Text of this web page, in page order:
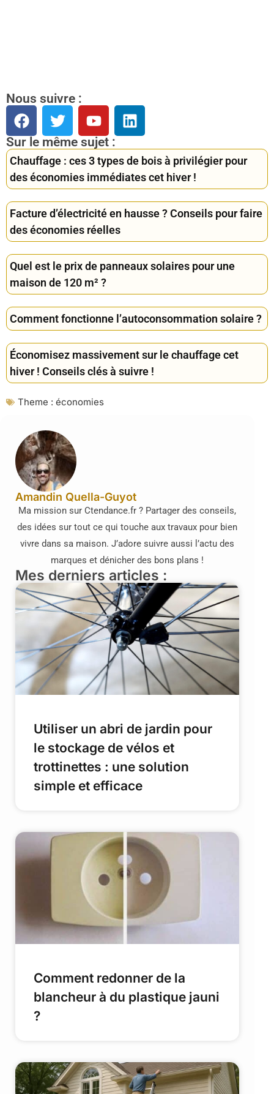
Nous suivre :
Sur le même sujet :
Chauffage : ces 3 types de bois à privilégier pour
des économies immédiates cet hiver !
Facture d’électricité en hausse ? Conseils pour faire
des économies réelles
Quel est le prix de panneaux solaires pour une
maison de 120 m² ?
Comment fonctionne l’autoconsommation solaire ?
Économisez massivement sur le chauffage cet
hiver ! Conseils clés à suivre !
Theme : économies
Amandin Quella-Guyot
Ma mission sur Ctendance.fr ? Partager des conseils,
des idées sur tout ce qui touche aux travaux pour bien
vivre dans sa maison. J’adore suivre aussi l’actu des
marques et dénicher des bons plans !
Mes derniers articles :
Utiliser un abri de jardin pour
le stockage de vélos et
trottinettes : une solution
simple et efficace
Comment redonner de la
blancheur à du plastique jauni
?